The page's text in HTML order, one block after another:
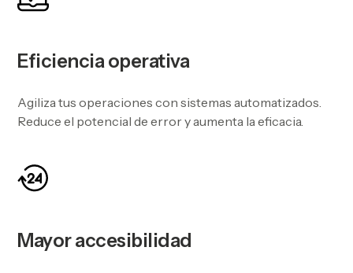
Eficiencia operativa
Agiliza tus operaciones con sistemas automatizados.
Reduce el potencial de error y aumenta la eficacia.
Mayor accesibilidad